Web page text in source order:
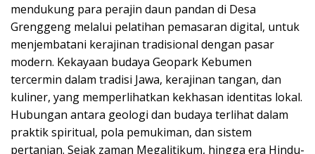
mendukung para perajin daun pandan di Desa
Grenggeng melalui pelatihan pemasaran digital, untuk
menjembatani kerajinan tradisional dengan pasar
modern. Kekayaan budaya Geopark Kebumen
tercermin dalam tradisi Jawa, kerajinan tangan, dan
kuliner, yang memperlihatkan kekhasan identitas lokal.
Hubungan antara geologi dan budaya terlihat dalam
praktik spiritual, pola pemukiman, dan sistem
pertanian. Sejak zaman Megalitikum, hingga era Hindu-